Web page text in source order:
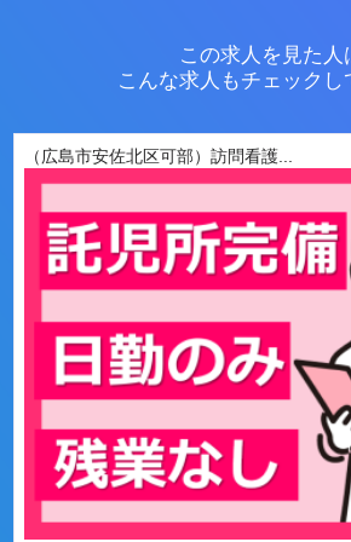
この求人を見た人
こんな求人もチェックし
（広島市安佐北区可部）訪問看護...